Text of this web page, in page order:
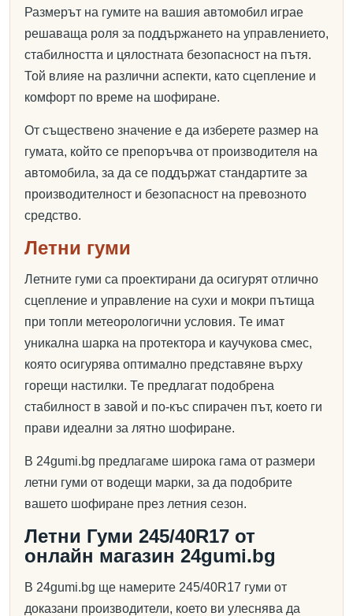
Размерът на гумите на вашия автомобил играе
решаваща роля за поддържането на управлението,
стабилността и цялостната безопасност на пътя.
Той влияе на различни аспекти, като сцепление и
комфорт по време на шофиране.
От съществено значение е да изберете размер на
гумата, който се препоръчва от производителя на
автомобила, за да се поддържат стандартите за
производителност и безопасност на превозното
средство.
Летни гуми
Летните гуми са проектирани да осигурят отлично
сцепление и управление на сухи и мокри пътища
при топли метеорологични условия. Те имат
уникална шарка на протектора и каучукова смес,
която осигурява оптимално представяне върху
горещи настилки. Те предлагат подобрена
стабилност в завой и по-къс спирачен път, което ги
прави идеални за лятно шофиране.
В 24gumi.bg предлагаме широка гама от размери
летни гуми от водещи марки, за да подобрите
вашето шофиране през летния сезон.
Летни Гуми 245/40R17 от
онлайн магазин 24gumi.bg
В 24gumi.bg ще намерите 245/40R17 гуми от
доказани производители, което ви улеснява да